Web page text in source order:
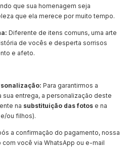
que sua homenagem seja
que ela merece por muito tempo.
Diferente de itens comuns, uma arte
de vocês e desperta sorrisos
e afeto.
Para garantirmos a
sua entrega, a personalização deste
na substituição das fotos e na
ou filhos).
a confirmação do pagamento, nossa
você via WhatsApp ou e-mail